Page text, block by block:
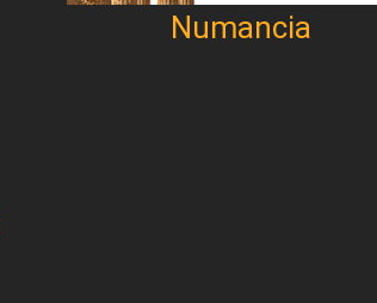
Numancia